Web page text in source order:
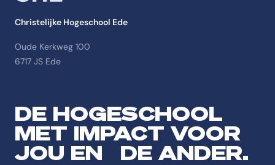
Christelijke Hogeschool Ede
Oude Kerkweg 100
6717 JS Ede
DE HOGESCHOOL
MET IMPACT VOOR
JOU EN DE ANDER.